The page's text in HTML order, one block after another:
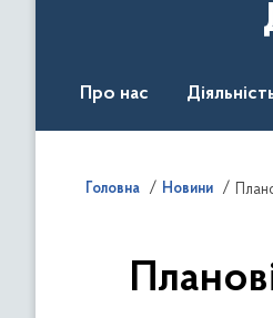
Про нас
Головна Новини